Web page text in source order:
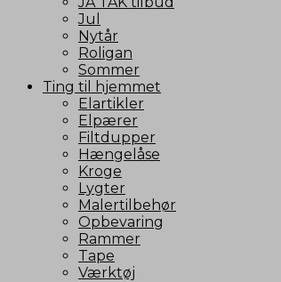
Jul
Nytår
Roligan
Sommer
Ting til hjemmet
Elartikler
Elpærer
Filtdupper
Hængelåse
Kroge
Lygter
Malertilbehør
Opbevaring
Rammer
Tape
Værktøj